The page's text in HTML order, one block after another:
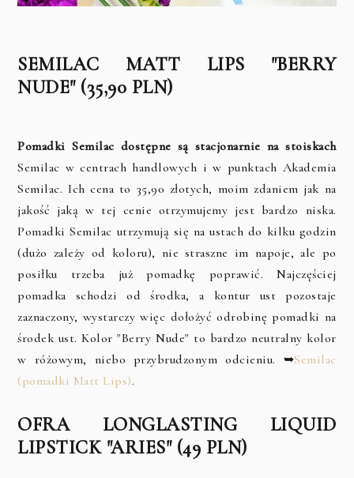
SEMILAC MATT LIPS "BERRY
NUDE" (35,90 PLN)
Pomadki Semilac dostępne są stacjonarnie na stoiskach
Semilac w centrach handlowych i w punktach Akademia
Semilac. Ich cena to 35,90 złotych, moim zdaniem jak na
jakość jaką w tej cenie otrzymujemy jest bardzo niska.
Pomadki Semilac utrzymują się na ustach do kilku godzin
(dużo zależy od koloru), nie straszne im napoje, ale po
posiłku trzeba już pomadkę poprawić. Najczęściej
pomadka schodzi od środka, a kontur ust pozostaje
zaznaczony, wystarczy więc dołożyć odrobinę pomadki na
środek ust. Kolor "Berry Nude" to bardzo neutralny kolor
w różowym, niebo przybrudzonym odcieniu. ➥Semilac
(pomadki Matt Lips).
OFRA LONGLASTING LIQUID
LIPSTICK "ARIES" (49 PLN)